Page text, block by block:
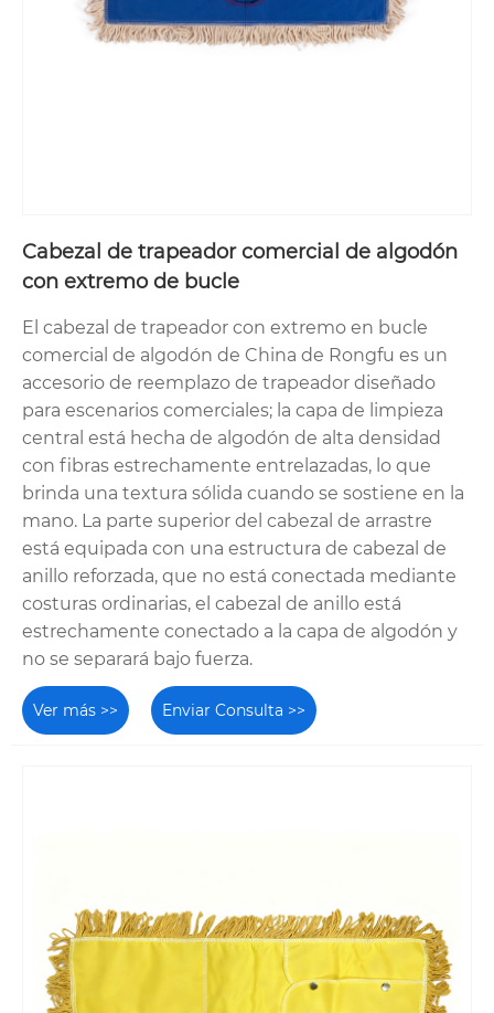
algodón natural son excepcionalmente
absorbentes y capaces de retener una cantidad
Además, el algodón es naturalmente suave y no
abrasivo, lo que lo convierte en la opción más
segura para superficies delicadas como madera
dura pulida, corcho sellado o linóleo antiguo.
Proporciona una limpieza profunda sin riesgo de
rayones o daños en la superficie asociados con
materiales más rígidos.
Trapeador de algodón premium
Rongfu Housewares: diseñado para
el rendimiento
No todos los trapeadores de algodón son iguales.
El trapeador de algodón premium Rongfu
Housewares está diseñado desde cero para
superar a los modelos estándar, centrándose en la
durabilidad, la eficiencia y la comodidad del
usuario. A continuación se detallan las
especificaciones detalladas que distinguen a
suavidad. Nuestro hilo está
especialmente seleccionado para
obtener la máxima longitud y densidad
Cabezal de trapeador comercial de algodón
con extremo de bucle
El cabezal de trapeador con extremo en bucle
comercial de algodón de China de Rongfu es un
accesorio de reemplazo de trapeador diseñado
para escenarios comerciales; la capa de limpieza
central está hecha de algodón de alta densidad
con fibras estrechamente entrelazadas, lo que
brinda una textura sólida cuando se sostiene en la
mano. La parte superior del cabezal de arrastre
está equipada con una estructura de cabezal de
anillo reforzada, que no está conectada mediante
costuras ordinarias, el cabezal de anillo está
estrechamente conectado a la capa de algodón y
no se separará bajo fuerza.
Ver más >> Enviar Consulta >>